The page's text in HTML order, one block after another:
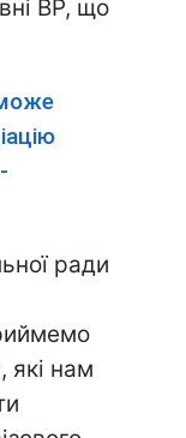
ВР, що
ради
які нам